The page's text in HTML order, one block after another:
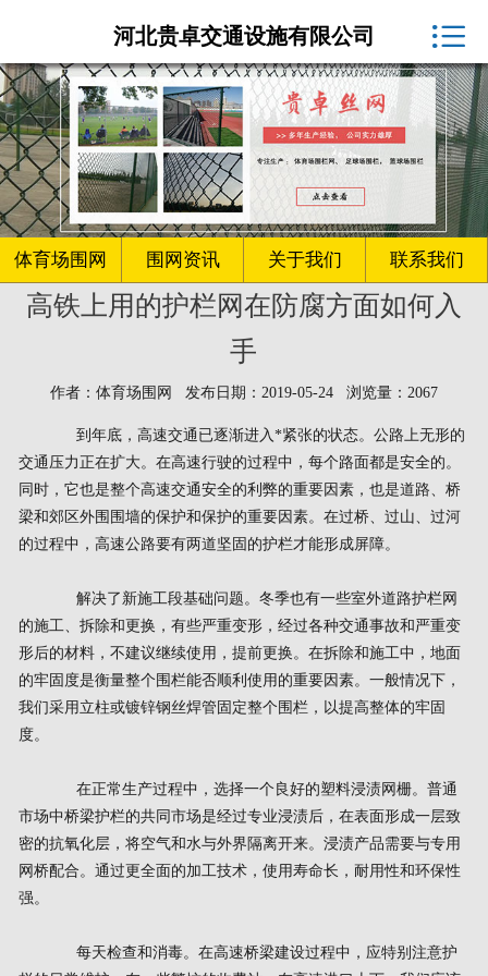
体育场围网厂家
球场围网
客户案例
围网资讯
生产车间
关于我们
河北贵卓交通设施有限公司 
体育场围网 围网资讯 关于我们 联系我们
高铁上用的护栏网在防腐方面如何入
手
作者：体育场围网 发布日期：2019-05-24 浏览量：2067
到年底，高速交通已逐渐进入*紧张的状态。公路上无形的
交通压力正在扩大。在高速行驶的过程中，每个路面都是安全的。
同时，它也是整个高速交通安全的利弊的重要因素，也是道路、桥
梁和郊区外围围墙的保护和保护的重要因素。在过桥、过山、过河
的过程中，高速公路要有两道坚固的护栏才能形成屏障。
解决了新施工段基础问题。冬季也有一些室外道路护栏网
的施工、拆除和更换，有些严重变形，经过各种交通事故和严重变
形后的材料，不建议继续使用，提前更换。在拆除和施工中，地面
的牢固度是衡量整个围栏能否顺利使用的重要因素。一般情况下，
我们采用立柱或镀锌钢丝焊管固定整个围栏，以提高整体的牢固
度。
在正常生产过程中，选择一个良好的塑料浸渍网栅。普通
市场中桥梁护栏的共同市场是经过专业浸渍后，在表面形成一层致
密的抗氧化层，将空气和水与外界隔离开来。浸渍产品需要与专用
网桥配合。通过更全面的加工技术，使用寿命长，耐用性和环保性
强。
每天检查和消毒。在高速桥梁建设过程中，应特别注意护